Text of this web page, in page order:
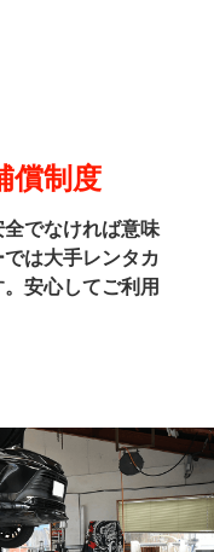
償制度
でなければ意味
は大手レンタカ
安心してご利用